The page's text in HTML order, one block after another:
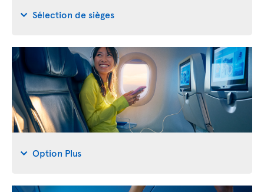
Sélection de sièges
Option Plus